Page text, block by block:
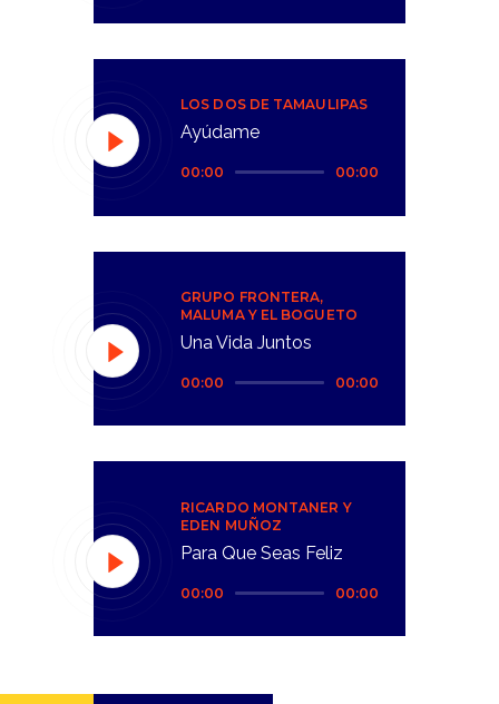
audio
LOS DOS DE TAMAULIPAS
Ayúdame
Reproductor
audio
00:00 00:00
GRUPO FRONTERA,
MALUMA Y EL BOGUETO
Una Vida Juntos
Reproductor
audio
00:00 00:00
RICARDO MONTANER Y
EDEN MUÑOZ
Para Que Seas Feliz
audio
00:00 00:00